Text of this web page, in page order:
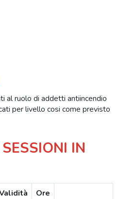
al ruolo di addetti antiincendio
per livello cosi come previsto
IN
Ore